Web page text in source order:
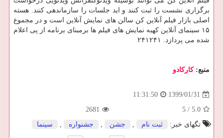
برگزاری نشست را ثبت كنند و اید جلسات را سازماندهی كنند. هسته
اصلی بازار فیلم آنلاین كن سالن های نمایش آنلاین است و در مجموع
۱۵ سینمای آنلاین كهبه نمایش های فیلم ها برمبنای برنامه از پی اعلام
شده می پردازد. ۲۴۱۲۴۱
منبع:كاركادو
1399/01/31
11:31:50
5.0
/
5
2681
تگهای خبر:
ثبت نام , جشن , جشنواره , سینما